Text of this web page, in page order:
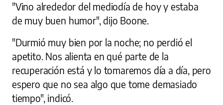
"Vino alrededor del mediodía de hoy y estaba
de muy buen humor", dijo Boone.
"Durmió muy bien por la noche; no perdió el
apetito. Nos alienta en qué parte de la
recuperación está y lo tomaremos día a día, pero
espero que no sea algo que tome demasiado
tiempo", indicó.